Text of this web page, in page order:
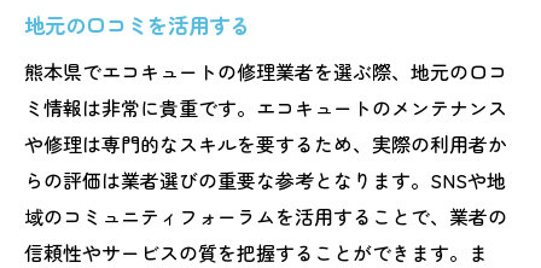
地元の口コミを活用する
熊本県でエコキュートの修理業者を選ぶ際、地元の口コ
ミ情報は非常に貴重です。エコキュートのメンテナンス
や修理は専門的なスキルを要するため、実際の利用者か
らの評価は業者選びの重要な参考となります。SNSや地
域のコミュニティフォーラムを活用することで、業者の
信頼性やサービスの質を把握することができます。ま